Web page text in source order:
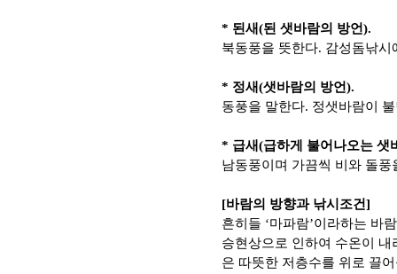
* 된새(된 샛바람의 방언).
북동풍을 뜻한다. 감성돔낚
* 정새(샛바람의 방언).
동풍을 말한다. 정샛바람이
* 급새(급하게 불어나오는 샛
남동풍이며 가끔씩 비와 돌
[바람의 방향과 낚시조건]
흔히들 ‘마파람’이라하는 바
승현상으로 인하여 수온이
은 따뜻한 저층수를 위로 끌